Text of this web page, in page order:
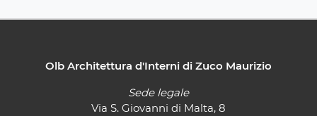
Olb Architettura d'Interni di Zuco Maurizio
Sede legale
Via S. Giovanni di Malta, 8